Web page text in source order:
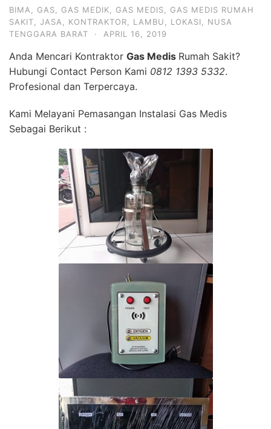
BIMA GAS GAS MEDIK GAS MEDIS
GAS MEDIS RUMAH
SAKIT
JASA KONTRAKTOR LAMBU LOKASI
NUSA
TENGGARA BARAT
· APRIL 16, 2019
Anda Mencari Kontraktor Gas Medis Rumah Sakit?
Hubungi Contact Person Kami 0812 1393 5332.
Profesional dan Terpercaya.
Kami Melayani Pemasangan Instalasi Gas Medis
Sebagai Berikut :